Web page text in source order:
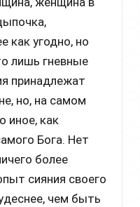
как угодно, но
лишь гневные
принадлежат
но, на самом
иное, как
Бога. Нет
более
сияния своего
чем быть